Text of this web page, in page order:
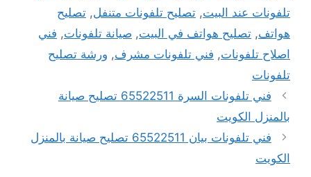
تلفونات عند البيت, تصليح تلفونات متنفل, تصليح
هواتف, تصليح هواتف في البيت, صيانة تلفونات, فني
اصلاح تلفونات, فني تلفونات مشرف, ورشة تصليح
تلفونات
فني تلفونات السرة 65522511 تصليح صيانة
بالمنزل الكويت
فني تلفونات بيان 65522511 تصليح صيانة بالمنزل
الكويت